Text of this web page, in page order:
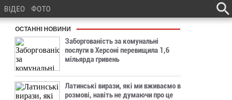
ВІДЕО ФОТО
ОСТАННІ НОВИНИ
Заборгованість за комунальні
послуги в Херсоні перевищила 1,6
мільярда гривень
Латинські вирази, які ми вживаємо в
розмові, навіть не думаючи про це